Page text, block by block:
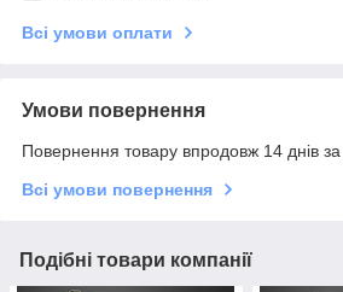
Всі умови оплати
Умови повернення
Повернення товару впродовж 14 днів
Всі умови повернення
Подібні товари компанії